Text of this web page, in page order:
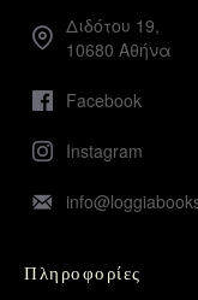
Διδότου 19,
10680 Αθήνα
Facebook
Instagram
Πληροφορίες